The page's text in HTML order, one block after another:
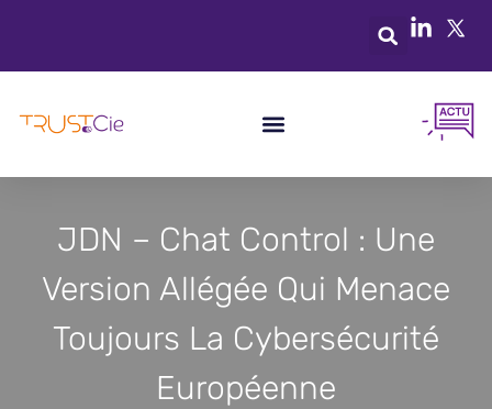
JDN – Chat Control : Une
Version Allégée Qui Menace
Toujours La Cybersécurité
Européenne